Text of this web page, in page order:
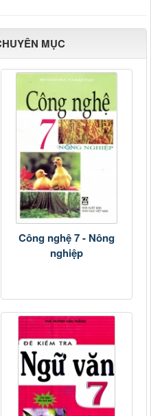
MỤC
Công nghệ 7 - Nông
nghiệp